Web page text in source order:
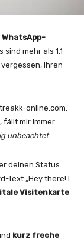
mehr als 1,1
ihren
online.com.
fällt mir immer
unbeachtet.
deinen Status
Text „Hey there! I
Visitenkarte
kurz freche